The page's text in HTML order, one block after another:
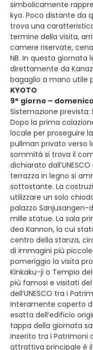
simbolicamente
kyo. Poco distante da
trova una
termine della visita,
camere riservate,
NB. In questa giornata
direttamente da
bagaglio a mano utile
KYOTO
9° giorno –
Sistemazione
Dopo la prima
locale per proseguire
pullman privato verso
sommità si trova il
dichiarato
terrazza in legno si
sottostante. La
utilizzare un solo
palazzo
mille statue. La sala
dea Kannon, la cui
centro della stanza,
di immagini più
pomeriggio la visita
Kinkaku-ji o Tempio
più famosi e visitati
dell’UNESCO tra i
interamente coperto
esatta dell’edificio
tappa della giornata
inserito tra i Patrimoni
attrattiva principale è il